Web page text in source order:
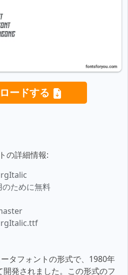
ードする
の詳細情報:
のために無料
タフォントの形式で、1980年
発されました。この形式のフ